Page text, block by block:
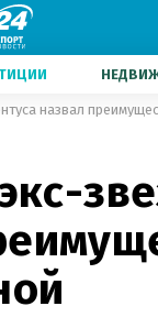
назвал